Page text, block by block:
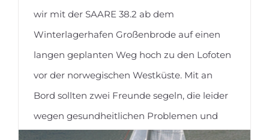
Weg nach Norden
wir mit der SAARE 38.2 ab dem
Winterlagerhafen Großenbrode auf einen
langen geplanten Weg hoch zu den Lofoten
vor der norwegischen Westküste. Mit an
Bord sollten zwei Freunde segeln, die leider
wegen gesundheitlichen Problemen und
Familienzuwachs absagen mussten,